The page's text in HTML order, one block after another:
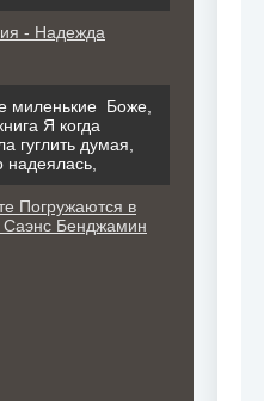
- Надежда
миленькие Боже,
Я когда
гуглить думая,
надеялась,
Погружаются в
Бенджамин